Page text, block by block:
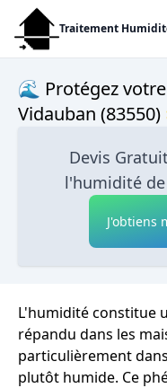
Traitement
🌊 Protégez
Vidauban
Devis
l'humidité
J'obtiens
L'humidité constitue
répandu dans les
particulièrement
plutôt humide. Ce